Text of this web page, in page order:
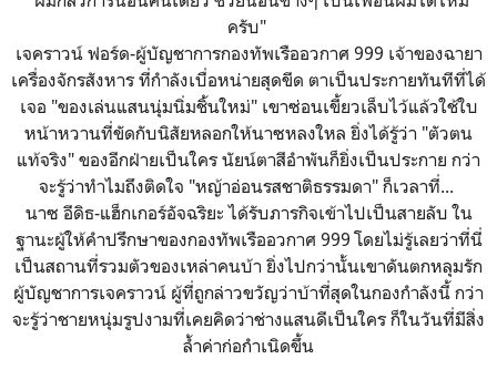
ครับ"
เจคราวน์ ฟอร์ด-ผู้บัญชาการกองทัพเรืออวกาศ 999 เจ้าของฉายา
เครื่องจักรสังหาร ที่กำลังเบื่อหน่ายสุดขีด ตาเป็นประกายทันทีที่ได้
เจอ "ของเล่นแสนนุ่มนิ่มชิ้นใหม่" เขาซ่อนเขี้ยวเล็บไว้แล้วใช้ใบ
หน้าหวานที่ขัดกับนิสัยหลอกให้นาซหลงใหล ยิ่งได้รู้ว่า "ตัวตน
แท้จริง" ของอีกฝ่ายเป็นใคร นัยน์ตาสีอำพันก็ยิ่งเป็นประกาย กว่า
จะรู้ว่าทำไมถึงติดใจ "หญ้าอ่อนรสชาติธรรมดา" ก็เวลาที่...
นาซ อีดิธ-แฮ็กเกอร์อัจฉริยะ ได้รับภารกิจเข้าไปเป็นสายลับ ใน
ฐานะผู้ให้คำปรึกษาของกองทัพเรืออวกาศ 999 โดยไม่รู้เลยว่าที่นี่
เป็นสถานที่รวมตัวของเหล่าคนบ้า ยิ่งไปกว่านั้นเขาดันตกหลุมรัก
ผู้บัญชาการเจคราวน์ ผู้ที่ถูกล่าวขวัญว่าบ้าที่สุดในกองกำลังนี้ กว่า
จะรู้ว่าชายหนุ่มรูปงามที่เคยคิดว่าช่างแสนดีเป็นใคร ก็ในวันที่มีสิ่ง
ล้ำค่าก่อกำเนิดขึ้น